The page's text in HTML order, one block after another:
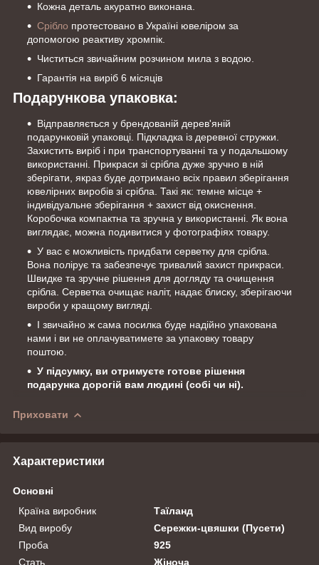
Кожна деталь акуратно виконана.
Срібло протестовано в Україні ювеліром за
допомогою реактиву хромпік.
Чиститься звичайним розчином мила з водою.
Гарантія на виріб 6 місяців
Подарункова упаковка:
Відправляється у брендованій дерев'яній
подарунковій упаковці. Підкладка із деревної стружки.
Захистить виріб і при транспортуванні та у подальшому
використанні. Прикраси зі срібла дуже зручно в ній
зберігати, якраз буде дотримано всіх правил зберігання
ювелірних виробів зі срібла. Такі як: темне місце +
індивідуальне зберігання + захист від окиснення.
Коробочка компактна та зручна у використанні. Як вона
виглядає, можна подивитися у фотографіях товару.
У вас є можливість придбати серветку для срібла.
Вона полірує та забезпечує тривалий захист прикраси.
Швидке та зручне рішення для догляду та очищення
срібла. Серветка очищає наліт, надає блиску, зберігаючи
вироби у кращому вигляді.
І звичайно ж сама посилка буде надійно упакована
нами і ви не оплачуватимете за упаковку товару
поштою.
У підсумку, ви отримуєте готове рішення
подарунка дорогій вам людині (собі чи ні).
Приховати
Характеристики
Основні
Країна виробник
Таїланд
Вид виробу
Сережки-цвяшки (Пусети)
Проба
925
Стать
Жіноча